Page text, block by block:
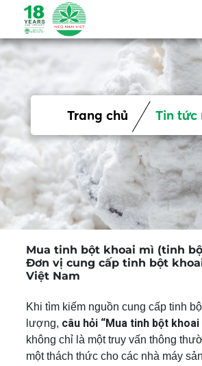
Trang chủ Tin tức
Mua tinh bột khoai mì (tinh
Đơn vị cung cấp tinh bột
Việt Nam
Khi tìm kiếm nguồn cung cấp tinh
lượng, câu hỏi “Mua tinh bột khoai
không chỉ là một truy vấn thông
một thách thức cho các nhà máy